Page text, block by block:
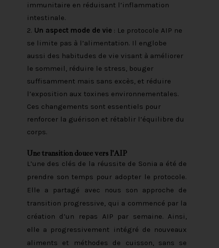
immunitaire en réduisant l’inflammation
intestinale.
Un aspect mode de vie: Le protocole AIP ne
se limite pas à l’alimentation. Il englobe
aussi des habitudes de vie visant à améliorer
le sommeil, réduire le stress, bouger
suffisamment mais sans excès, et réduire
l’exposition aux toxines environnementales.
Ces changements sont essentiels pour
renforcer la guérison et rétablir l’équilibre du
corps.
Une transition douce vers l’AIP
L’une des clés de la réussite de Sonia a été de
prendre son temps pour adopter le protocole.
Elle a partagé avec nous son approche de
transition progressive, qui a commencé par la
création d’un repas AIP par semaine. Ainsi,
elle a progressivement intégré de nouveaux
aliments et méthodes de cuisson, sans se